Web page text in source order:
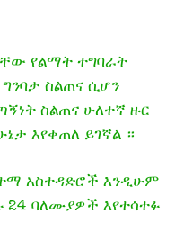
የልማት ተግባራት
ስልጠና ሲሆን
ስልጠና ሁለተኛ ዙር
እየቀጠለ ይገኛል ።
አስተዳድሮች እንዲሁም
ባለሙያዎች እየተሳተፉ